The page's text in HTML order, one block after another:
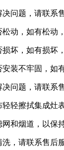
问题，请联系
动，如有松动
坏，如有损坏
装不牢固，如
问题，请联系
轻擦拭集成灶
和烟道，以保
，请联系售后